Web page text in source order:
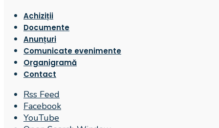
Achiziții
Documente
Anunțuri
Comunicate evenimente
Organigramă
Contact
Rss Feed
Facebook
YouTube